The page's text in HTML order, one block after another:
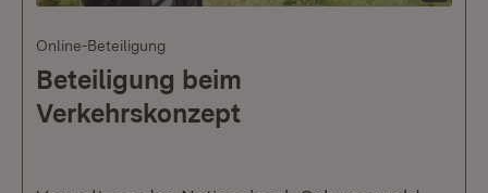
Online-Beteiligung
Beteiligung beim
Verkehrskonzept